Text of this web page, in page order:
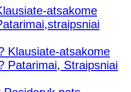
atsakome
Klausiate-atsakome
Patarimai, Straipsniai